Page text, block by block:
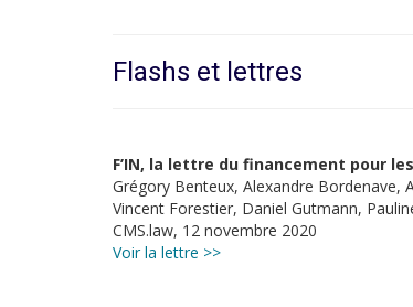
Flashs et lettres
F’IN, la lettre du financement pour
Grégory Benteux, Alexandre Bordenave,
Vincent Forestier, Daniel Gutmann,
CMS.law, 12 novembre 2020
Voir la lettre >>